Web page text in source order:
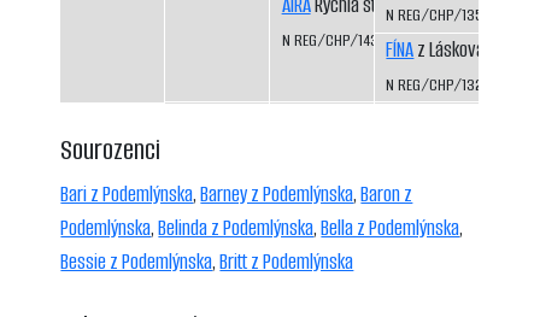
AIRARychlá stopa
N REG/CHP/1435/07/09
N REG/CHP/1354/04/06
FÍNAz Láskova
N REG/CHP/1325/03/
Sourozenci
Bari z Podemlýnska,Barney z Podemlýnska,Baron z
Podemlýnska,Belinda z Podemlýnska,Bella z Podemlýnska,
Bessie z Podemlýnska,Britt z Podemlýnska